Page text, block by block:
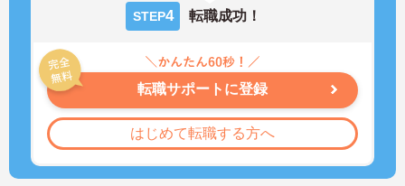
STEP4 転職成功！
転職サポートに登録
はじめて転職する方へ